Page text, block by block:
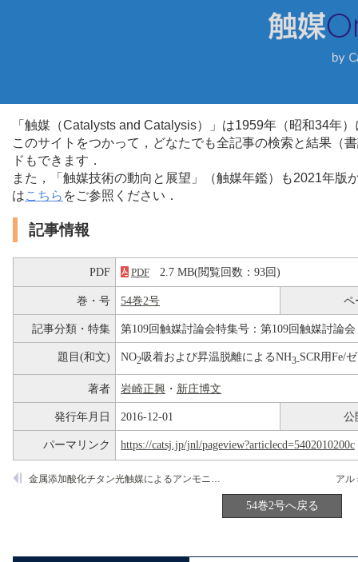
「触媒（Catalysts and Catalysis）」は1959年（昭和34年
このサイトをつかって，どなたでも全記事の検索と結果（
ドもできます．
また，「触媒技術の動向と展望」（触媒年鑑）も2021年
はこちら をご参照ください．
記事情報
PDF PDF 2.7 MB(閲覧回数：93回)
巻・号 54巻2号 ペ
記事分類・特集 第109回触媒討論会特集号：第109回触媒討論会
題目(和文) NO2吸着および昇温脱離によるNH3-SCR用Fe/
著者 岩崎正興 ・ 新庄博文
発行年月日 2016-12-01 公
パーマリンク https://catsj.jp/jnl/pageview?articlecd=5402010200c
金属添加酸化チタン光触媒によるアンモニア分解機構
54巻2号へ戻る